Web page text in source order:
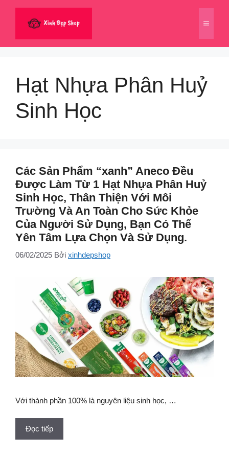
dung
Menu
Hạt Nhựa Phân Huỷ
Sinh Học
Các Sản Phẩm “xanh” Aneco Đều
Được Làm Từ 1 Hạt Nhựa Phân Huỷ
Sinh Học, Thân Thiện Với Môi
Trường Và An Toàn Cho Sức Khỏe
Của Người Sử Dụng, Bạn Có Thể
Yên Tâm Lựa Chọn Và Sử Dụng.
06/02/2025 Bởi xinhdepshop
Với thành phần 100% là nguyên liệu sinh học, …
Đọc tiếp